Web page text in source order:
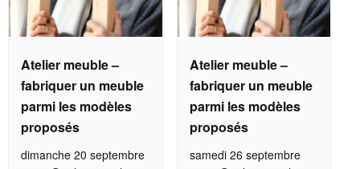
Atelier meuble –
fabriquer un meuble
parmi les modèles
proposés
dimanche 20 septembre
Atelier meuble –
fabriquer un meuble
parmi les modèles
proposés
samedi 26 septembre